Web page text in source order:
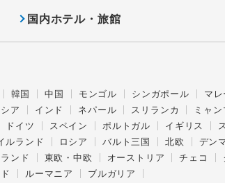
国内ホテル・旅館
韓国 中国 モンゴル シンガポール マ
ア インド ネパール スリランカ ミャン
ドイツ スペイン ポルトガル イギリス
ルランド ロシア バルト三国 北欧 デン
ンド 東欧・中欧 オーストリア チェコ
ルーマニア
ブルガリア